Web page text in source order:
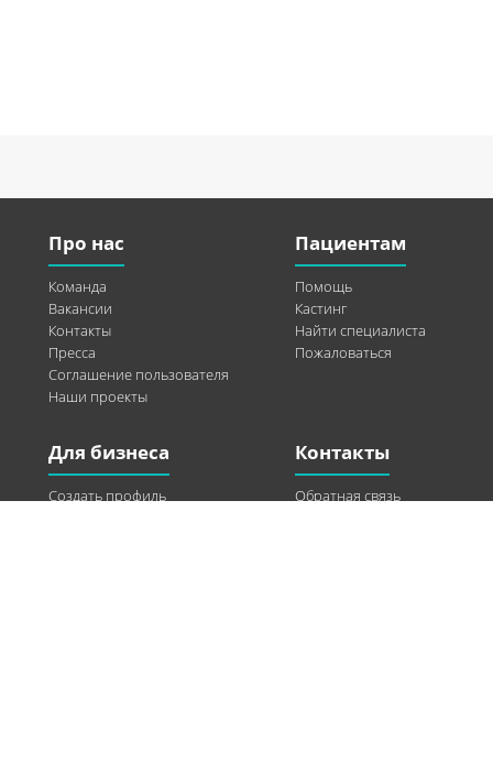
Про нас
Команда
Вакансии
Контакты
Пресса
Соглашение пользователя
Наши проекты
Пациентам
Помощь
Кастинг
Найти специалиста
Пожаловаться
Для бизнеса
Создать профиль
Контакты
Обратная связь